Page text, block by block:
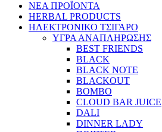
ΝΕΑ ΠΡΟΪΟΝΤΑ
HERBAL PRODUCTS
ΗΛΕΚΤΡΟΝΙΚΟ ΤΣΙΓΑΡΟ
ΥΓΡΑ ΑΝΑΠΛΗΡΩΣΗΣ
BEST FRIENDS
BLACK
BLACK NOTE
BLACKOUT
BOMBO
CLOUD BAR JUICE
DALI
DINNER LADY